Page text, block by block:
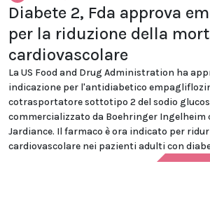
Diabete 2, Fda approva
per la riduzione della
cardiovascolare
La US Food and Drug Administration ha
indicazione per l'antidiabetico
cotrasportatore sottotipo 2 del sodio
commercializzato da Boehringer Ingelheim
Jardiance. Il farmaco è ora indicato per
cardiovascolare nei pazienti adulti con